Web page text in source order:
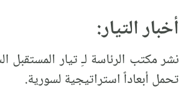
أخبار التيار:
نشر مكتب الرئاسة لـِ تيار المستقبل
تحمل أبعاداً استراتيجية لسورية.